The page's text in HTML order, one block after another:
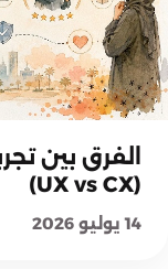
الفرق بين
(UX vs CX)
14 يوليو 2026